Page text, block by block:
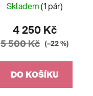
Skladem(1 pár)
4 250 Kč
5 500 Kč (–22 %)
DO KOŠÍKU